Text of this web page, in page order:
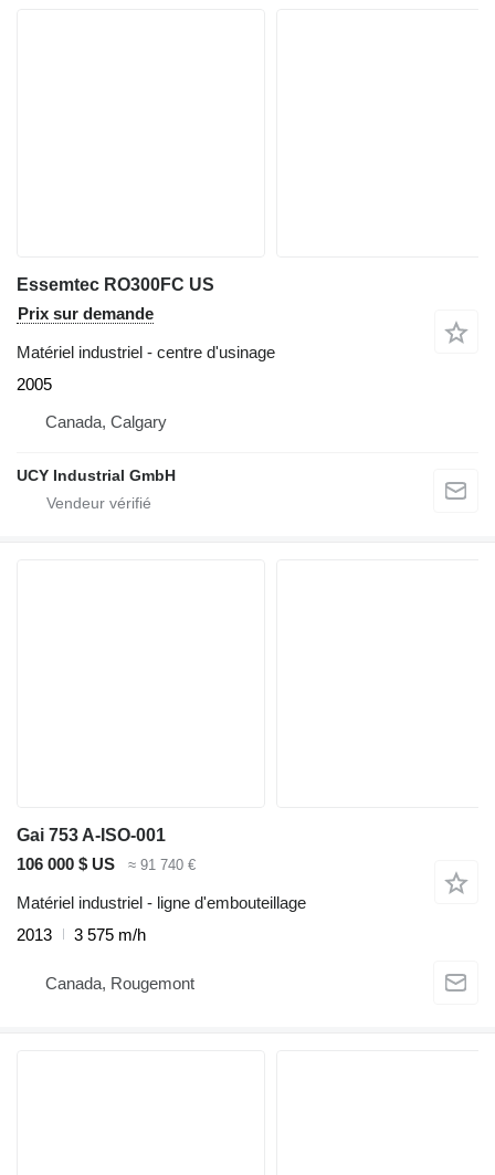
Essemtec RO300FC US
Prix sur demande
Matériel industriel - centre d'usinage
2005
Canada, Calgary
UCY Industrial GmbH
Gai 753 A-ISO-001
106 000 $ US
≈ 91 740 €
Matériel industriel - ligne d'embouteillage
2013
3 575 m/h
Canada, Rougemont